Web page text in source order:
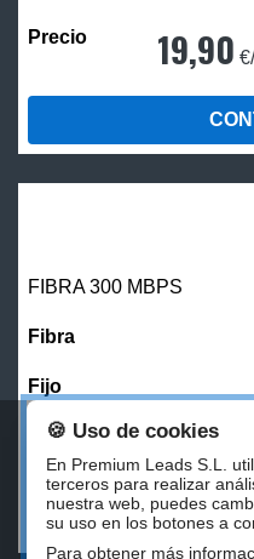
19,90
FIBRA 300 MBPS
🍪 Uso de cookies
En Premium Leads S.L.
terceros para realizar
nuestra web, puedes
su uso en los botones a
Para obtener más